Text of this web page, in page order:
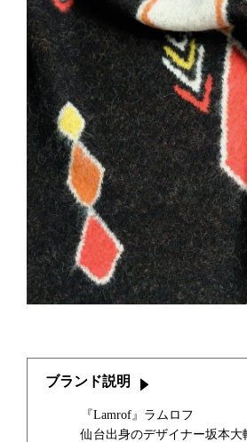
ブランド説明
『Lamrof』ラムロフ
仙台出身のデザイナー坂本大